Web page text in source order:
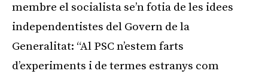
membre el socialista se’n fotia de les idees
independentistes del Govern de la
Generalitat: “Al PSC n’estem farts
d’experiments i de termes estranys com